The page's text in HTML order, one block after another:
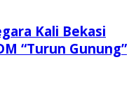
Kali Bekasi
“Turun Gunung”